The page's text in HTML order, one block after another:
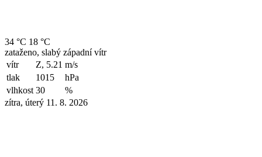
34 °C 18 °C
zataženo, slabý západní vítr
vítr
Z, 5.21 m/s
tlak
1015
hPa
vlhkost 30
%
zítra, úterý 11. 8. 2026